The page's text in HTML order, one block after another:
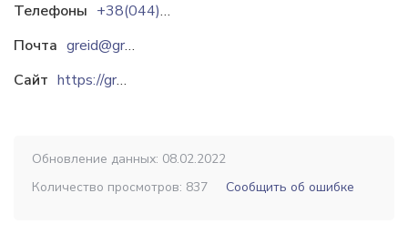
Телефоны
+38(044)502-61-61
Почта
greid@greid.com.ua
Сайт
https://grade.biz.ua
Обновление данных: 08.02.2022
Количество просмотров: 837
Сообщить об ошибке